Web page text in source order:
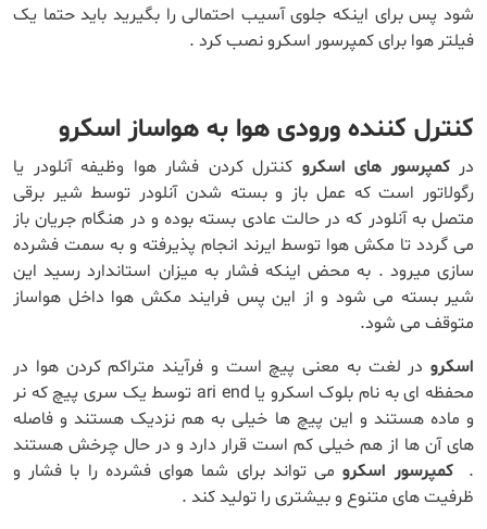
شود پس برای اینکه جلوی آسیب احتمالی را بگیرید باید حتما یک
فیلتر هوا برای کمپرسور اسکرو نصب کرد .
کنترل کننده ورودی هوا به هواساز اسکرو
درکمپرسور های اسکرو کنترل کردن فشار هوا وظیفه آنلودر یا
رگولاتور است که عمل باز و بسته شدن آنلودر توسط شیر برقی
متصل به آنلودر که در حالت عادی بسته بوده و در هنگام جریان باز
می گردد تا مکش هوا توسط ایرند انجام پذیرفته و به سمت فشرده
سازی میرود . به محض اینکه فشار به میزان استاندارد رسید این
شیر بسته می شود و از این پس فرایند مکش هوا داخل هواساز
متوقف می شود.
اسکرو در لغت به معنی پیچ است و فرآیند متراکم کردن هوا در
محفظه ای به نام بلوک اسکرو یا ari end توسط یک سری پیچ که نر
و ماده هستند و این پیچ ها خیلی به هم نزدیک هستند و فاصله
های آن ها از هم خیلی کم است قرار دارد و در حال چرخش هستند
.کمپرسور اسکرومی تواند برای شما هوای فشرده را با فشار و
ظرفیت های متنوع و بیشتری را تولید کند .